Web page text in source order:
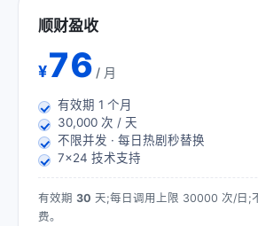
顺财盈收
¥76 / 月
有效期 1 个月
30,000 次 / 天
不限并发 · 每日热剧秒替换
7×24 技术支持
有效期 30 天;每日调用上限 30000 次/日;
费。